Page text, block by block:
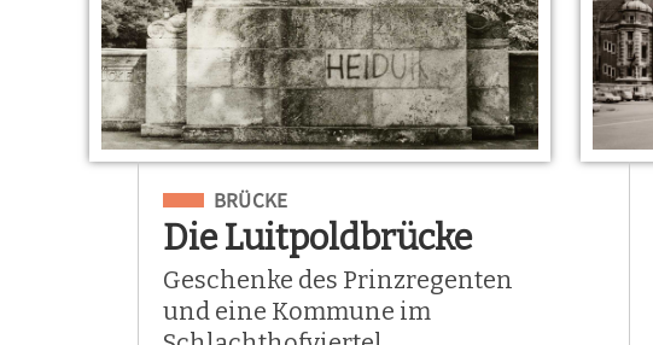
Eingeordnet unter
BRÜCKE
Die Luitpoldbrücke
Geschenke des Prinzregenten
und eine Kommune im